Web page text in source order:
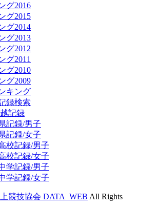
グ2016
グ2015
グ2014
グ2013
グ2012
グ2011
グ2010
グ2009
キング
録検索
記録
記録/男子
記録/女子
校記録/男子
校記録/女子
学記録/男子
学記録/女子
競技協会 DATA_WEB All Rights